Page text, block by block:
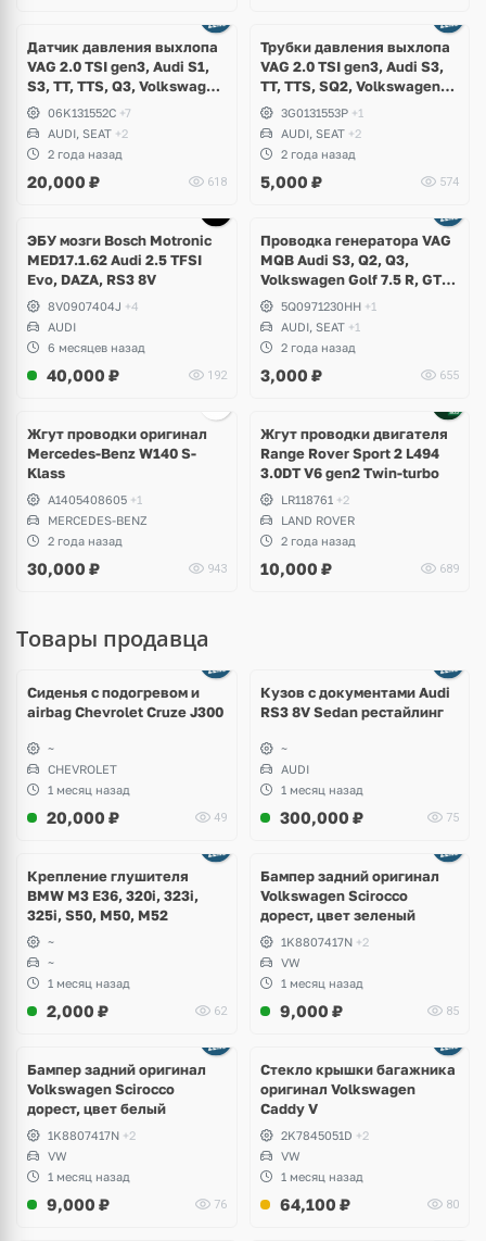
Датчик давления выхлопа
VAG 2.0 TSI gen3, Audi S1,
S3, TT, TTS, Q3, Volkswagen
Arteon, Golf 7.5 R, GTI,
Passat B8, Tiguan, T-Roc,
Skoda Superb, Kodiaq,
Karoq, Seat Tarraco
06K131552C +7
AUDI, SEAT +2
2 года назад
20,000 ₽ 618
Трубки давления выхлопа
VAG 2.0 TSI gen3, Audi S3,
TT, TTS, SQ2, Volkswagen
Arteon, Golf 7.5 R, GTI,
Passat B8, T-Roc, Skoda
Superb, Karoq, Seat Ateca,
Leon Cupra
3G0131553P +1
AUDI, SEAT +2
2 года назад
5,000 ₽ 574
ЭБУ мозги Bosch Motronic
MED17.1.62 Audi 2.5 TFSI
Evo, DAZA, RS3 8V
8V0907404J +4
AUDI
6 месяцев назад
40,000 ₽ 192
Проводка генератора VAG
MQB Audi S3, Q2, Q3,
Volkswagen Golf 7.5 R, GTI,
T-Roc, Passat B8, Arteon,
Seat Leon Cupra, Tarraco
5Q0971230HH +1
AUDI, SEAT +1
2 года назад
3,000 ₽ 655
Жгут проводки оригинал
Mercedes-Benz W140 S-
Klass
A1405408605 +1
MERCEDES-BENZ
2 года назад
30,000 ₽ 943
Жгут проводки двигателя
Range Rover Sport 2 L494
3.0DT V6 gen2 Twin-turbo
LR118761 +2
LAND ROVER
2 года назад
10,000 ₽ 689
Товары продавца
Сиденья с подогревом и
airbag Chevrolet Cruze J300
~
CHEVROLET
1 месяц назад
20,000 ₽ 49
Кузов с документами Audi
RS3 8V Sedan рестайлинг
~
AUDI
1 месяц назад
300,000 ₽ 75
Крепление глушителя
BMW M3 E36, 320i, 323i,
325i, S50, M50, M52
~
~
1 месяц назад
2,000 ₽ 62
Бампер задний оригинал
Volkswagen Scirocco
дорест, цвет зеленый
1K8807417N +2
VW
1 месяц назад
9,000 ₽ 85
Бампер задний оригинал
Volkswagen Scirocco
дорест, цвет белый
1K8807417N +2
VW
1 месяц назад
9,000 ₽ 76
Стекло крышки багажника
оригинал Volkswagen
Caddy V
2K7845051D +2
VW
1 месяц назад
64,100 ₽ 80